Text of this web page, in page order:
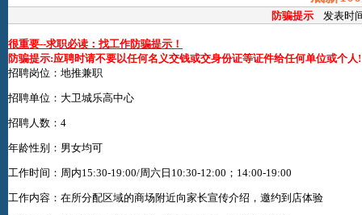
防骗提示 发表时
很重要--求职必读：找工作防骗提示！
防骗提示:应聘时请不要以任何名义交钱或交身份证等证件给任何单位或个人!
招聘岗位：地推兼职
招聘单位：大卫城乐高中心
招聘人数：4
年龄性别：男女均可
工作时间：周内15:30-19:00/周六日10:30-12:00；14:00-19:00
工作内容：在所分配区域的商场附近向家长宣传介绍，邀约到店体验